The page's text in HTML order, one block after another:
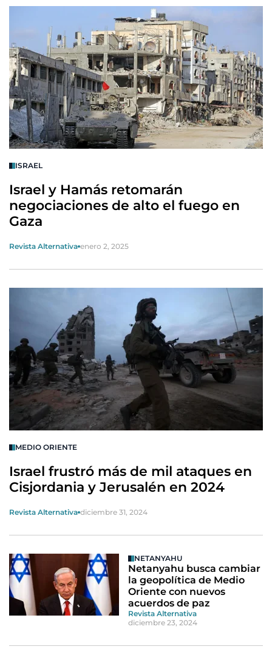
ISRAEL
Israel y Hamás retomarán
negociaciones de alto el fuego en
Gaza
Revista Alternativa enero 2, 2025
MEDIO ORIENTE
Israel frustró más de mil ataques en
Cisjordania y Jerusalén en 2024
Revista Alternativa diciembre 31, 2024
NETANYAHU
Netanyahu busca cambiar
la geopolítica de Medio
Oriente con nuevos
acuerdos de paz
Revista Alternativa
diciembre 23, 2024